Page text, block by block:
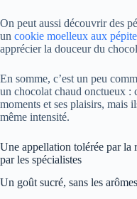
On peut aussi découvrir des
un cookie moelleux aux
apprécier la douceur du
En somme, c’est un peu
un chocolat chaud onctueux :
moments et ses plaisirs, mais
même intensité.
Une appellation tolérée par la
par les spécialistes
Un goût sucré, sans les